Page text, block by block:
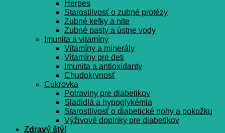
Herpes
Starostlivosť o zubné protézy
Zubné kefky a nite
Zubné pasty a ústne vody
Imunita a vitamíny
Vitamíny a minerály
Vitamíny pre deti
Imunita a antioxidanty
Chudokrvnosť
Cukrovka
Potraviny pre diabetikov
Sladidlá a hypoglykémia
Starostlivosť o diabetické nohy a pokožku
Výživové doplnky pre diabetikov
Zdravý štýl